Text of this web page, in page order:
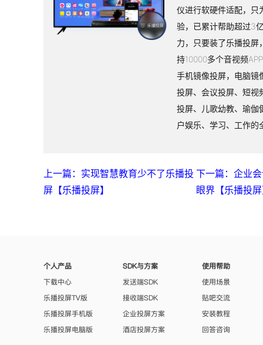
仪进行软硬件适配，只
验，已累计帮助超过3
力，只要装了乐播投屏
持10000多个音视频
手机镜像投屏，电脑镜
投屏、会议投屏、短视
投屏、儿歌幼教、瑜伽
户娱乐、学习、工作的
上一篇：实现智慧教育少不了乐播投
屏【乐播投屏】
下一篇：企业
眼界【乐播投
个人产品
下载中心
乐播投屏TV版
乐播投屏手机版
乐播投屏电脑版
SDK与方案
发送端SDK
接收端SDK
企业投屏方案
酒店投屏方案
使用帮助
使用场景
贴吧交流
安装教程
回答咨询